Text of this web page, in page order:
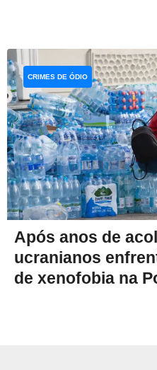
Após anos de
ucranianos
de xenofobia na
CRIMES DE ÓDIO